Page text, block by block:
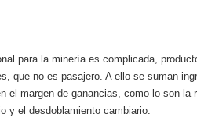
para la minería es complicada,
que no es pasajero. A ello se suman
el margen de ganancias, como lo son la
y el desdoblamiento cambiario.